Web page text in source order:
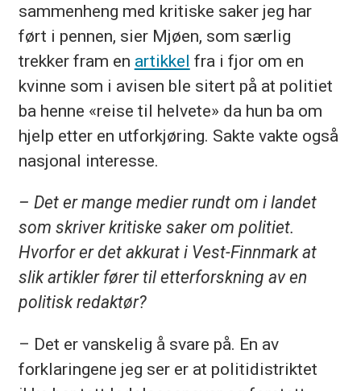
sammenheng med kritiske saker jeg har
ført i pennen, sier Mjøen, som særlig
trekker fram en artikkel fra i fjor om en
kvinne som i avisen ble sitert på at politiet
ba henne «reise til helvete» da hun ba om
hjelp etter en utforkjøring. Sakte vakte også
nasjonal interesse.
– Det er mange medier rundt om i landet
som skriver kritiske saker om politiet.
Hvorfor er det akkurat i Vest-Finnmark at
slik artikler fører til etterforskning av en
politisk redaktør?
– Det er vanskelig å svare på. En av
forklaringene jeg ser er at politidistriktet